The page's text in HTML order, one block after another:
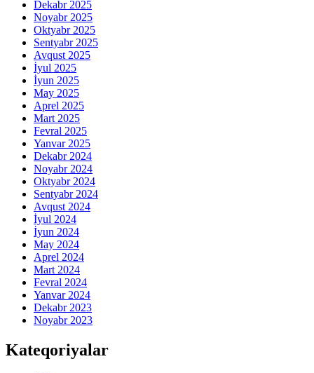
Dekabr 2025
Noyabr 2025
Oktyabr 2025
Sentyabr 2025
Avqust 2025
İyul 2025
İyun 2025
May 2025
Aprel 2025
Mart 2025
Fevral 2025
Yanvar 2025
Dekabr 2024
Noyabr 2024
Oktyabr 2024
Sentyabr 2024
Avqust 2024
İyul 2024
İyun 2024
May 2024
Aprel 2024
Mart 2024
Fevral 2024
Yanvar 2024
Dekabr 2023
Noyabr 2023
Kateqoriyalar